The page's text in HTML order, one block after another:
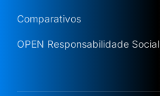
Comparativos
OPEN Responsabilidade Social